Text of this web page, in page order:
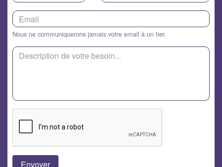
Nous ne communiquerons jamais votre email à un tier.